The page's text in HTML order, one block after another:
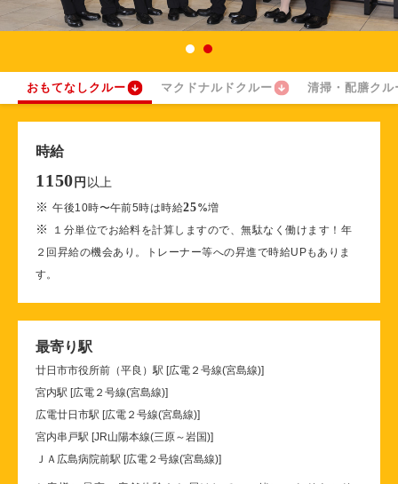
おもてなしクルー マクドナルドクルー 清掃・配膳クル
時給
1150 円 以上
※午後10時〜午前5時は時給25%増
※
１分単位でお給料を計算しますので、無駄なく働けます！年
２回昇給の機会あり。トレーナー等への昇進で時給UPもありま
す。
最寄り駅
廿日市市役所前（平良）駅 [広電２号線(宮島線)]
宮内駅 [広電２号線(宮島線)]
広電廿日市駅 [広電２号線(宮島線)]
宮内串戸駅 [JR山陽本線(三原～岩国)]
ＪＡ広島病院前駅 [広電２号線(宮島線)]